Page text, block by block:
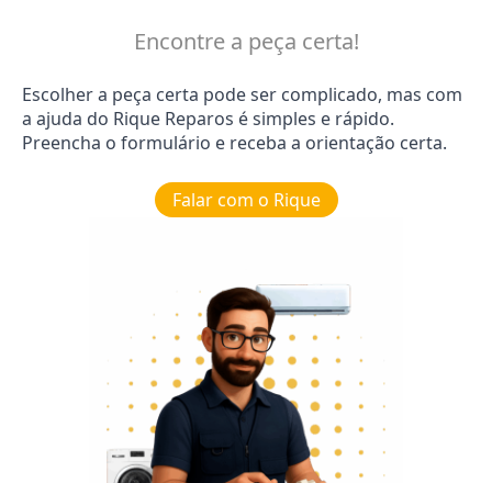
Encontre a peça certa!
Escolher a peça certa pode ser complicado, mas com
a ajuda do Rique Reparos é simples e rápido.
Preencha o formulário e receba a orientação certa.
Falar com o Rique